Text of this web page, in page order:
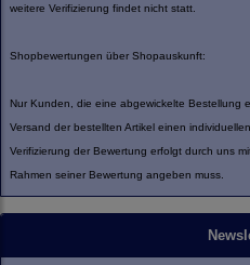
weitere Verifizierung findet nicht statt.
Shopbewertungen über Shopauskunft:
Nur Kunden, die eine abgewickelte Bestellung
Versand der bestellten Artikel einen
Verifizierung der Bewertung erfolgt durch uns
Rahmen seiner Bewertung angeben muss.